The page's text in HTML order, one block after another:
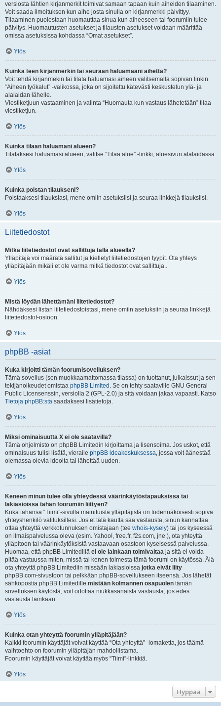
versiosta lähtien kirjanmerkit toimivat samaan tapaan kuin aiheiden tilaaminen.
Voit saada ilmoituksen kun aihe josta sinulla on kirjanmerkki päivittyy.
Tilaaminen puolestaan huomauttaa sinua kun aiheeseen tai foorumiin tulee
päivitys. Huomautusten asetukset ja tilausten asetukset voidaan määrittää
omissa asetuksissa kohdassa “Omat asetukset”.
Ylös
Kuinka teen kirjanmerkin tai seuraan haluamaani aihetta?
Voit tehdä kirjanmekin tai tilata haluamasi aiheen valitsemalla sopivan linkin
“Aiheen työkalut” -valikossa, joka on sijoitettu kätevästi keskustelun ylä- ja
alalaidan lähelle.
Viestiketjuun vastaaminen ja valinta “Huomauta kun vastaus lähetetään” tilaa
viestiketjun.
Ylös
Kuinka tilaan haluamani alueen?
Tilataksesi haluamasi alueen, valitse “Tilaa alue” -linkki, aluesivun alalaidassa.
Ylös
Kuinka poistan tilaukseni?
Poistaaksesi tilauksiasi, mene omiin asetuksiisi ja seuraa linkkejä tilauksiisi.
Ylös
Liitetiedostot
Mitkä liitetiedostot ovat sallittuja tällä alueella?
Ylläpitäjä voi määrätä sallitut ja kielletyt liitetiedostojen tyypit. Ota yhteys
ylläpitäjään mikäli et ole varma mitkä tiedostot ovat sallittuja..
Ylös
Mistä löydän lähettämäni liitetiedostot?
Nähdäksesi listan liitetiedostoistasi, mene omiin asetuksiin ja seuraa linkkejä
liitetiedostot-osioon.
Ylös
phpBB -asiat
Kuka kirjoitti tämän foorumisovelluksen?
Tämä sovellus (sen muokkaamattomassa tilassa) on tuottanut, julkaissut ja sen
tekijänoikeudet omistaa phpBB Limited . Se on tehty saataville GNU General
Public Licensenssin, versiolla 2 (GPL-2.0) ja sitä voidaan jakaa vapaasti. Katso
Tietoja phpBB:stä saadaksesi lisätietoja.
Ylös
Miksi ominaisuutta X ei ole saatavilla?
Tämä ohjelmisto on phpBB Limitedin kirjoittama ja lisensoima. Jos uskot, että
ominaisuus tulisi lisätä, vieraile phpBB ideakeskuksessa, jossa voit äänestää
olemassa olevia ideoita tai lähettää uuden.
Ylös
Keneen minun tulee olla yhteydessä väärinkäytöstapauksissa tai
lakiasioissa tähän foorumiin liittyen?
Kuka tahansa “Tiimi”-sivulla mainituista ylläpitäjistä on todennäköisesti sopiva
yhteyshenkilö valituksillesi. Jos et tätä kautta saa vastausta, sinun kannattaa
ottaa yhteyttä verkkotunnuksen omistajaan (tee whois-kysely) tai jos kyseessä
on ilmaispalvelussa oleva (esim. Yahoo!, free.fr, f2s.com, jne.), ota yhteyttä
ylläpitoon tai väärinkäytöksistä vastaavaan osastoon kyseisessä palvelussa.
Huomaa, että phpBB Limitedillä ei ole lainkaan toimivaltaa ja sitä ei voida
pitää vastuussa miten, missä tai kenen toimesta tämä foorumi on käytössä. Älä
ota yhteyttä phpBB Limitediin missään lakiasioissa jotka eivät liity
phpBB.com-sivustoon tai pelkkään phpBB-sovellukseen itseensä. Jos lähetät
sähköpostia phpBB Limitedille mistään kolmannen osapuolen tämän
sovelluksen käytöstä, voit odottaa niukkasanaista vastausta, jos edes
vastausta lainkaan.
Ylös
Kuinka otan yhteyttä foorumin ylläpitäjään?
Kaikki foorumin käyttäjät voivat käyttää “Ota yhteyttä” -lomaketta, jos täämä
vaihtoehto on foorumin ylläpitäjän mahdollistama.
Foorumin käyttäjät voivat käyttää myös “Tiimi”-linkkiä.
Ylös
Hyppää